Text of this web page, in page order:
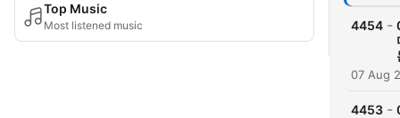
Top Music
Most listened music 4454 -
07 Aug
4453 -